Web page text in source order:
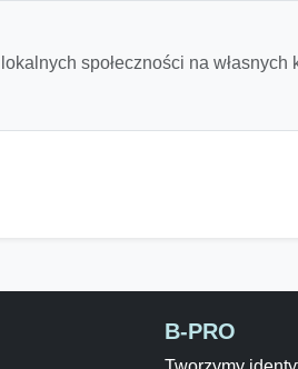
społeczności na własnych
B-PRO